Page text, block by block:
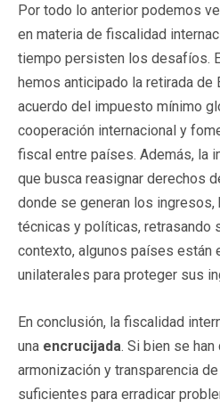
Por todo lo anterior podemos
en materia de fiscalidad
tiempo persisten los desafíos.
hemos anticipado la retirada de
acuerdo del impuesto mínimo
cooperación internacional y
fiscal entre países. Además, la
que busca reasignar derechos
donde se generan los
técnicas y políticas, retrasando
contexto, algunos países están
unilaterales para proteger sus
En conclusión, la fiscalidad
una encrucijada. Si bien se
armonización y transparencia
suficientes para erradicar